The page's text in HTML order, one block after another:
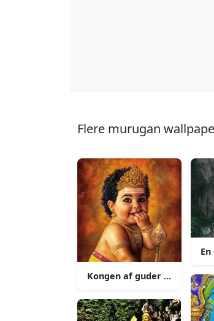
Flere murugan
Kongen af guder herre